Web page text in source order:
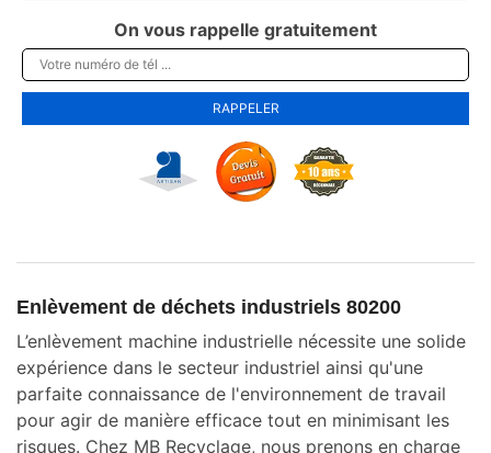
On vous rappelle gratuitement
Enlèvement de déchets industriels 80200
L’enlèvement machine industrielle nécessite une solide
expérience dans le secteur industriel ainsi qu'une
parfaite connaissance de l'environnement de travail
pour agir de manière efficace tout en minimisant les
risques. Chez MB Recyclage, nous prenons en charge